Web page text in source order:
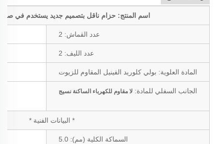
اسم المنتج: حزام ناقل بتصميم جديد يستخدم في
عدد القماش: 2
عدد الليف: 2
المادة العلوية: بولي كلوريد الفينيل المقاوم للزيوت
الجانب السفلي للمادة: لا مقاوم للكهرباء الساكنة نسيج
* البيانات الفنية *
السماكة الكلية (مم): 5.0